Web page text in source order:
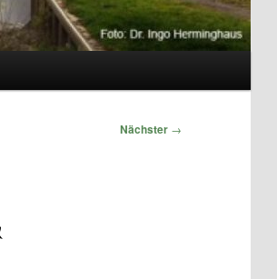
Nächster →